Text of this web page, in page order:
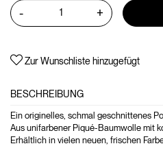
- +
Zur Wunschliste hinzugefügt
BESCHREIBUNG
Ein originelles, schmal geschnittenes
Aus unifarbener Piqué-Baumwolle mit
Erhältlich in vielen neuen, frischen